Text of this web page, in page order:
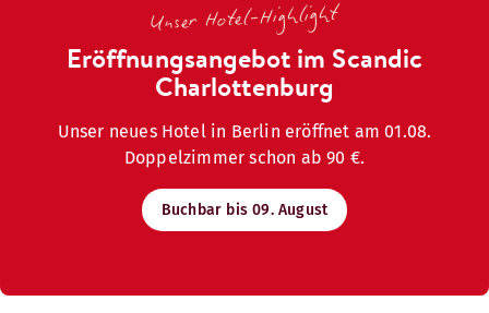
Unser Hotel-Highlight
Eröffnungsangebot im Scandic
Charlottenburg
Unser neues Hotel in Berlin eröffnet am 01.08.
Doppelzimmer schon ab 90 €.
Buchbar bis 09. August